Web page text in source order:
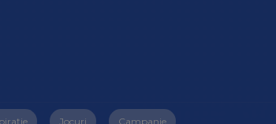
Jocuri Campanie